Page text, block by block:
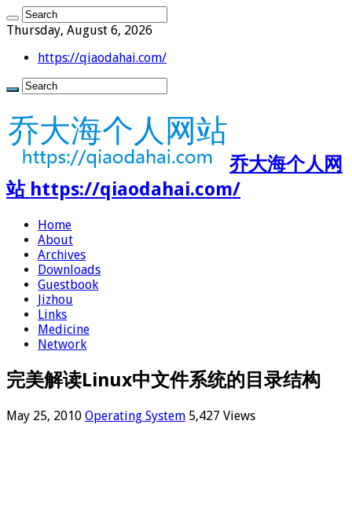
Thursday, August 6, 2026
https://qiaodahai.com/
乔大海个人网
站 https://qiaodahai.com/
Home
About
Archives
Downloads
Guestbook
Jizhou
Links
Medicine
Network
完美解读Linux中文件系统的目录结构
May 25, 2010 Operating System 5,427 Views